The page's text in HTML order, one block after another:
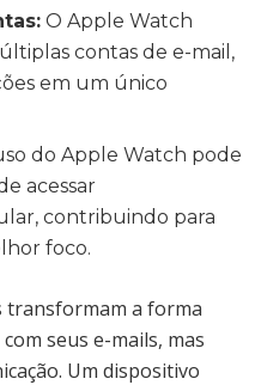
O Apple Watch
contas de e-mail,
em um único
do Apple Watch pode
acessar
contribuindo para
foco.
transformam a forma
seus e-mails, mas
Um dispositivo